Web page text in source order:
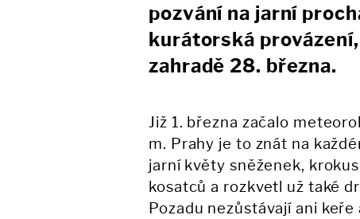
pozvání na jarní
kurátorská
zahradě 28. března.
Již 1. března začalo
m. Prahy je to znát na
jarní květy sněženek,
kosatců a rozkvetl už také
Pozadu nezůstávají ani